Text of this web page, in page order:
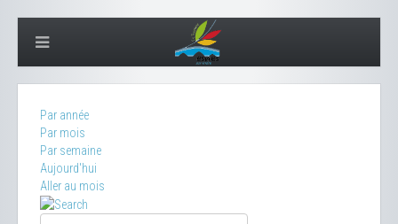
Par année
Par mois
Par semaine
Aujourd'hui
Aller au mois